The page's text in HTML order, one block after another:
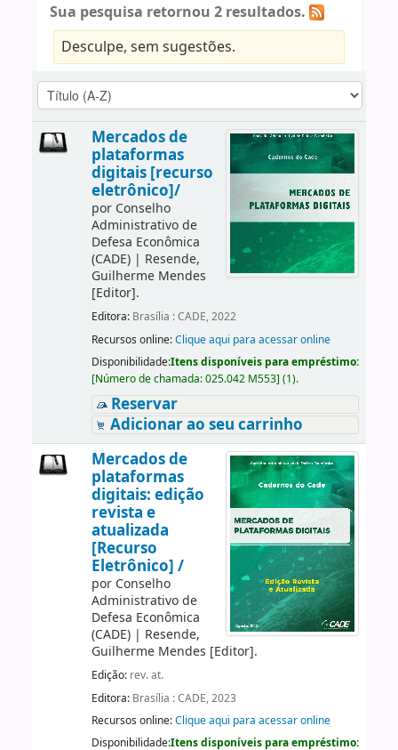
Sua pesquisa retornou 2 resultados.
Desculpe, sem sugestões.
Mercados de
plataformas
digitais [recurso
eletrônico]/
por Conselho
Administrativo de
Defesa Econômica
(CADE)| Resende,
Guilherme Mendes
[Editor].
Editora: Brasília : CADE, 2022
Recursos online:Clique aqui para acessar online
Disponibilidade:Itens disponíveis para empréstimo:
[Número de chamada:025.042 M553] (1).
Reservar
Adicionar ao seu carrinho
Mercados de
plataformas
digitais: edição
revista e
atualizada
[Recurso
Eletrônico] /
por Conselho
Administrativo de
Defesa Econômica
(CADE)| Resende,
Guilherme Mendes [Editor].
Edição: rev. at.
Editora: Brasília : CADE, 2023
Recursos online:Clique aqui para acessar online
Disponibilidade:Itens disponíveis para empréstimo: